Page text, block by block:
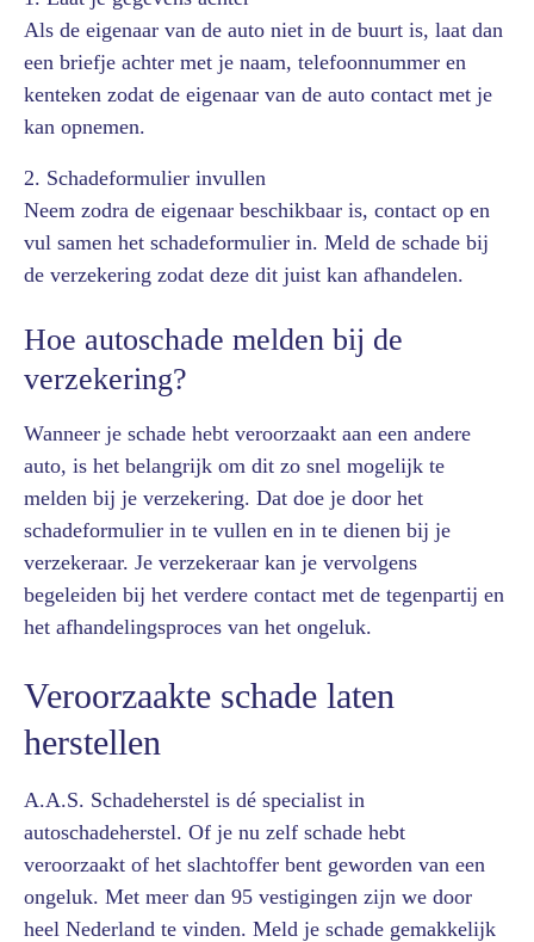
Als de eigenaar van de auto niet in de buurt is, laat dan
een briefje achter met je naam, telefoonnummer en
kenteken zodat de eigenaar van de auto contact met je
kan opnemen.
2. Schadeformulier invullen
Neem zodra de eigenaar beschikbaar is, contact op en
vul samen het schadeformulier in. Meld de schade bij
de verzekering zodat deze dit juist kan afhandelen.
Hoe autoschade melden bij de
verzekering?
Wanneer je schade hebt veroorzaakt aan een andere
auto, is het belangrijk om dit zo snel mogelijk te
melden bij je verzekering. Dat doe je door het
schadeformulier in te vullen en in te dienen bij je
verzekeraar. Je verzekeraar kan je vervolgens
begeleiden bij het verdere contact met de tegenpartij en
het afhandelingsproces van het ongeluk.
Veroorzaakte schade laten
herstellen
A.A.S. Schadeherstel is dé specialist in
autoschadeherstel. Of je nu zelf schade hebt
veroorzaakt of het slachtoffer bent geworden van een
ongeluk. Met meer dan 95 vestigingen zijn we door
heel Nederland te vinden. Meld je schade gemakkelijk